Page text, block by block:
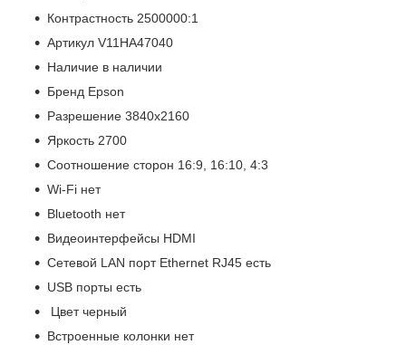
Контрастность 2500000:1
Артикул V11HA47040
Наличие в наличии
Бренд Epson
Разрешение 3840x2160
Яркость 2700
Соотношение сторон 16:9, 16:10, 4:3
Wi-Fi нет
Bluetooth нет
Видеоинтерфейсы HDMI
Сетевой LAN порт Ethernet RJ45 есть
USB порты есть
Цвет черный
Встроенные колонки нет